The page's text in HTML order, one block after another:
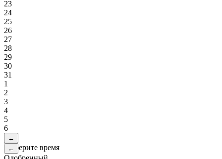
23
24
25
26
27
28
29
30
31
1
2
3
4
5
6
←
Выберите время
←